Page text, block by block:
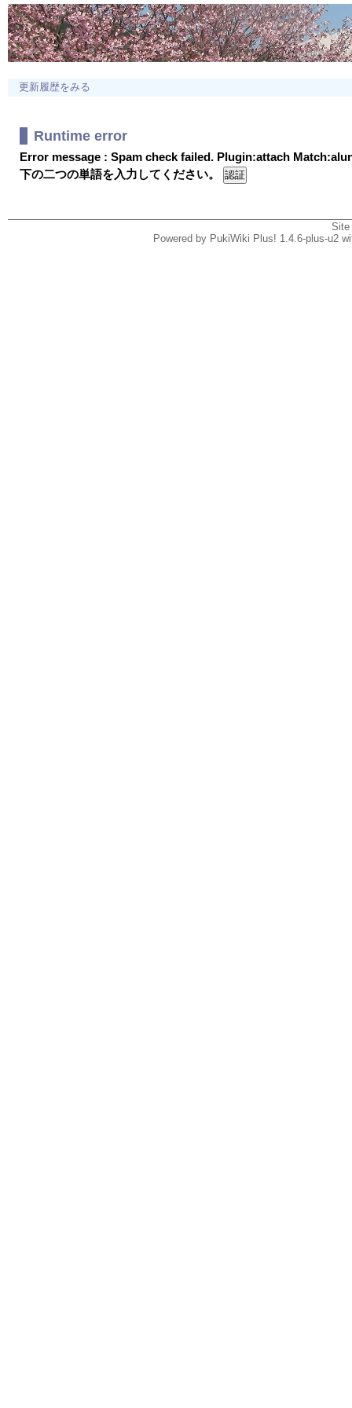
更新履歴をみる
Runtime error
Error message : Spam check failed. Plugin:attach
下の二つの単語を入力してください。
Powered by PukiWiki Plus! 1.4.6-plus-u2